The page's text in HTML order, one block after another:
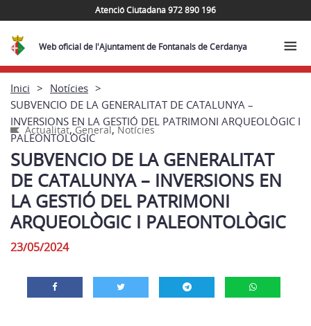
Atenció Ciutadana 972 890 196
Web oficial de l'Ajuntament de Fontanals de Cerdanya
Inici
Notícies
SUBVENCIO DE LA GENERALITAT DE CATALUNYA –
INVERSIONS EN LA GESTIÓ DEL PATRIMONI ARQUEOLÒGIC I
PALEONTOLÒGIC
Actualitat,General,Notícies
SUBVENCIO DE LA GENERALITAT
DE CATALUNYA – INVERSIONS EN
LA GESTIÓ DEL PATRIMONI
ARQUEOLÒGIC I PALEONTOLÒGIC
23/05/2024